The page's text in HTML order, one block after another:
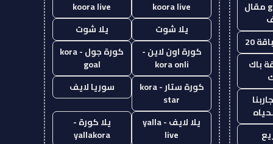
guest post مقال
20
باك
koora live
koora live
يلا شوت
يلا شوت
كورة اون لاين -
kora onli
كورة جول - kora
goal
كورة ستار - kora
star
سوريا لايف
يلا لايف - yalla
live
يلا كورة -
yallakora